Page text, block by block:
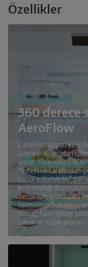
Özellikler
360 derece
AeroFlow
Ezberleri bozan yeni
üzerine doğrudan
yayar. Yiyecekler
*Intertek tarafından
kabul edilebilirlik”
belirlendiği duyusal
AeroFlow buzdolabı
teknolojisi
havuç, taze kesim
salam ve kaşar